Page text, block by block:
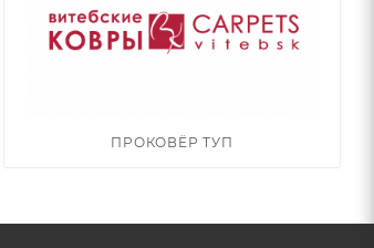
ПРОКОВЁР ТУП